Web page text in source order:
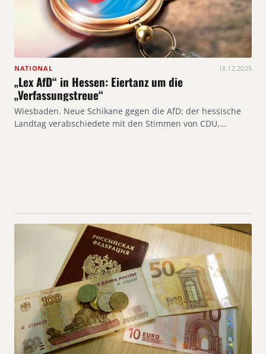
NATIONAL 18.12.2025
„Lex AfD“ in Hessen: Eiertanz um die
„Verfassungstreue“
Wiesbaden. Neue Schikane gegen die AfD: der hessische
Landtag verabschiedete mit den Stimmen von CDU,…